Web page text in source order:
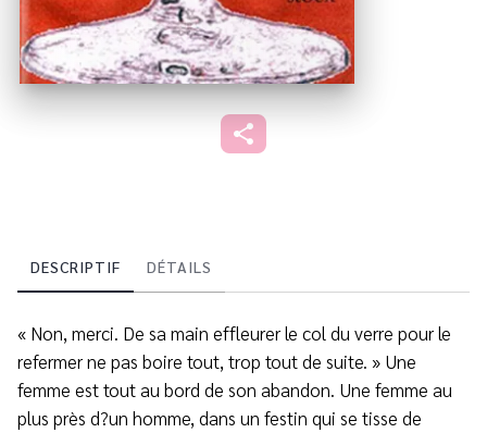
DESCRIPTIF DÉTAILS
« Non, merci. De sa main effleurer le col du verre pour le
refermer ne pas boire tout, trop tout de suite. » Une
femme est tout au bord de son abandon. Une femme au
plus près d?un homme, dans un festin qui se tisse de